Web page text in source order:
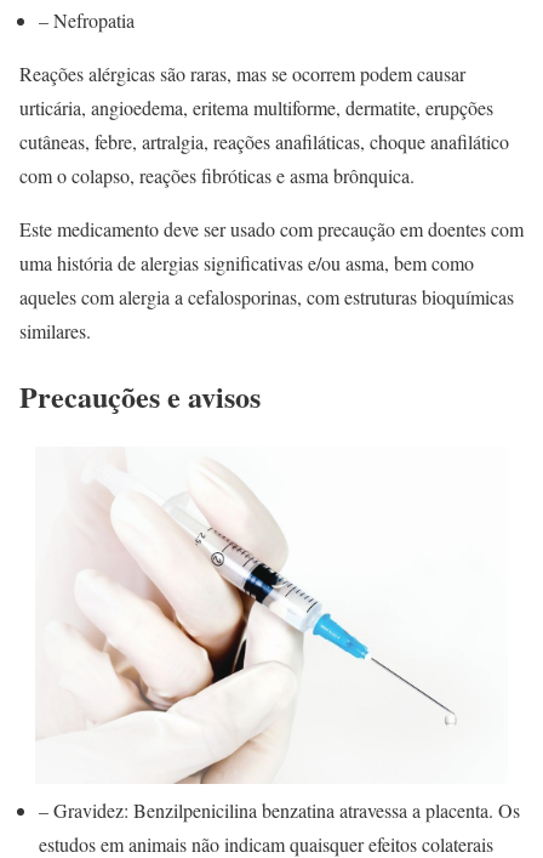
– Nefropatia
Reações alérgicas são raras, mas se ocorrem podem causar
urticária, angioedema, eritema multiforme, dermatite, erupções
cutâneas, febre, artralgia, reações anafiláticas, choque anafilático
com o colapso, reações fibróticas e asma brônquica.
Este medicamento deve ser usado com precaução em doentes com
uma história de alergias significativas e/ou asma, bem como
aqueles com alergia a cefalosporinas, com estruturas bioquímicas
similares.
Precauções e avisos
– Gravidez: Benzilpenicilina benzatina atravessa a placenta. Os
estudos em animais não indicam quaisquer efeitos colaterais